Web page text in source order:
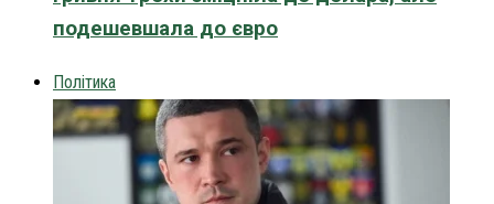
подешевшала до євро
Політика